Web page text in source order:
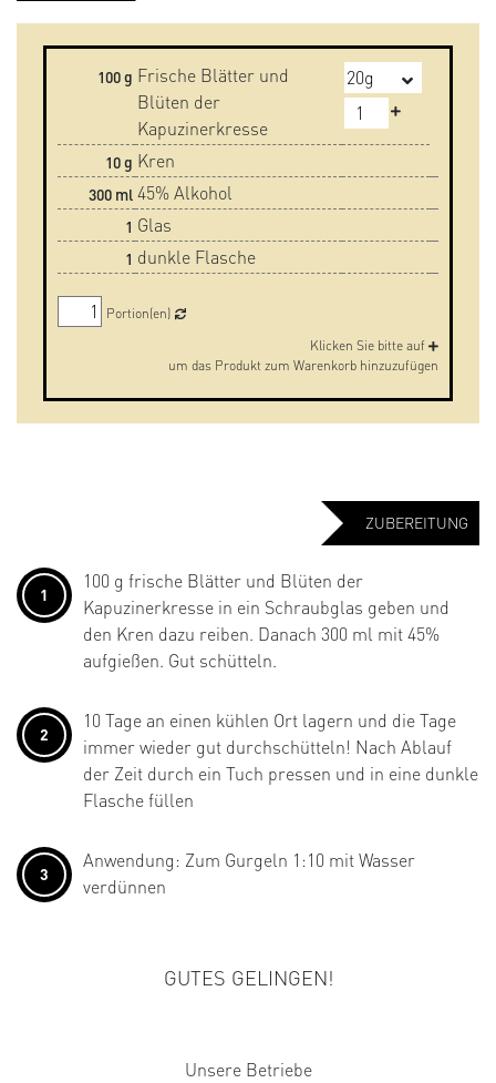
100g Frische Blätter und
Blüten der
Kapuzinerkresse
10g Kren
300ml 45% Alkohol
1 Glas
1 dunkle Flasche
Portion(en)
Klicken Sie bitte auf
um das Produkt zum Warenkorb hinzuzufügen
ZUBEREITUNG
1
100 g frische Blätter und Blüten der
Kapuzinerkresse in ein Schraubglas geben und
den Kren dazu reiben. Danach 300 ml mit 45%
aufgießen. Gut schütteln.
2
10 Tage an einen kühlen Ort lagern und die Tage
immer wieder gut durchschütteln! Nach Ablauf
der Zeit durch ein Tuch pressen und in eine dunkle
Flasche füllen
3
Anwendung: Zum Gurgeln 1:10 mit Wasser
verdünnen
GUTES GELINGEN!
Unsere Betriebe